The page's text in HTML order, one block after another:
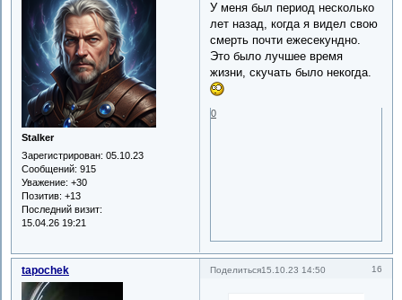
Stalker
Зарегистрирован: 05.10.23
Сообщений: 915
Уважение: +30
Позитив: +13
Последний визит:
15.04.26 19:21
У меня был период несколько
лет назад, когда я видел свою
смерть почти ежесекундно.
Это было лучшее время
жизни, скучать было некогда.
0
Поделиться 16
15.10.23 14:50
tapochek